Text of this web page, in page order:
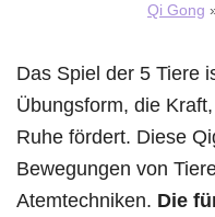
Qi Gong
Das Spiel der 5 Tiere
Übungsform, die
Ruhe fördert. Diese
Bewegungen von
Atemtechniken. Die